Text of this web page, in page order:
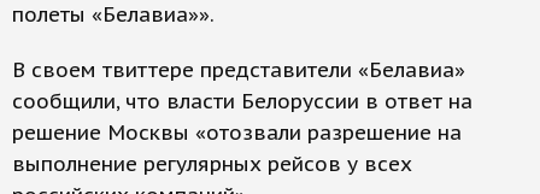
полеты «Белавиа»».
В своем твиттере представители «Белавиа»
сообщили, что власти Белоруссии в ответ на
решение Москвы «отозвали разрешение на
выполнение регулярных рейсов у всех